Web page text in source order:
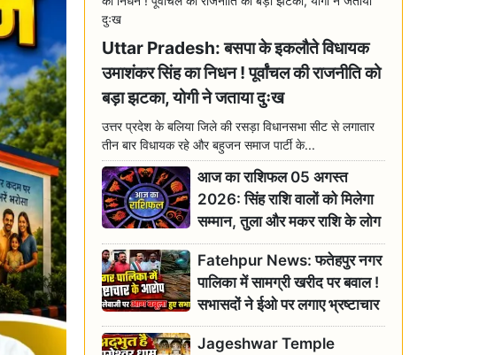
Uttar Pradesh: बसपा के इकलौते विधायक
उमाशंकर सिंह का निधन ! पूर्वांचल की राजनीति को
बड़ा झटका, योगी ने जताया दुःख
उत्तर प्रदेश के बलिया जिले की रसड़ा विधानसभा सीट से लगातार
तीन बार विधायक रहे और बहुजन समाज पार्टी के...
आज का राशिफल 05 अगस्त
2026: सिंह राशि वालों को मिलेगा
सम्मान, तुला और मकर राशि के लोग
रहें सतर्क
Fatehpur News: फतेहपुर नगर
पालिका में सामग्री खरीद पर बवाल !
सभासदों ने ईओ पर लगाए भ्रष्टाचार
के गंभीर आरोप
Jageshwar Temple